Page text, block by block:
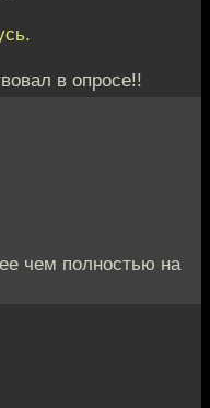
в опросе!!
чем полностью на